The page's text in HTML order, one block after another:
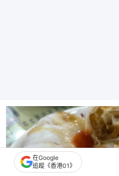
在Google
追蹤《香港01》